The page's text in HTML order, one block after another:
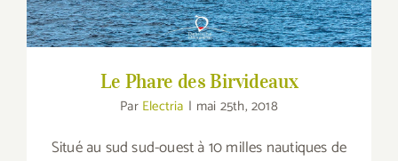
Le Phare des Birvideaux
Par Electria | mai 25th, 2018
Situé au sud sud-ouest à 10 milles nautiques de